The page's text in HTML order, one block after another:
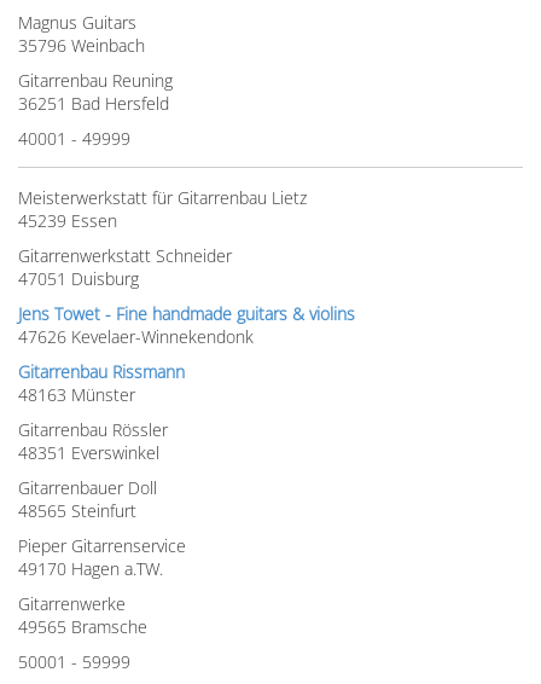
Magnus Guitars
35796 Weinbach
Gitarrenbau Reuning
36251 Bad Hersfeld
40001 - 49999
Meisterwerkstatt für Gitarrenbau Lietz
45239 Essen
Gitarrenwerkstatt Schneider
47051 Duisburg
Jens Towet - Fine handmade guitars & violins
47626 Kevelaer-Winnekendonk
Gitarrenbau Rissmann
48163 Münster
Gitarrenbau Rössler
48351 Everswinkel
Gitarrenbauer Doll
48565 Steinfurt
Pieper Gitarrenservice
49170 Hagen a.TW.
Gitarrenwerke
49565 Bramsche
50001 - 59999